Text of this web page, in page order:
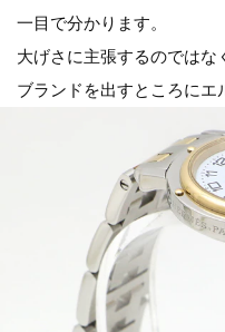
一目で分かります。
大げさに主張するのではな
ブランドを出すところにエ